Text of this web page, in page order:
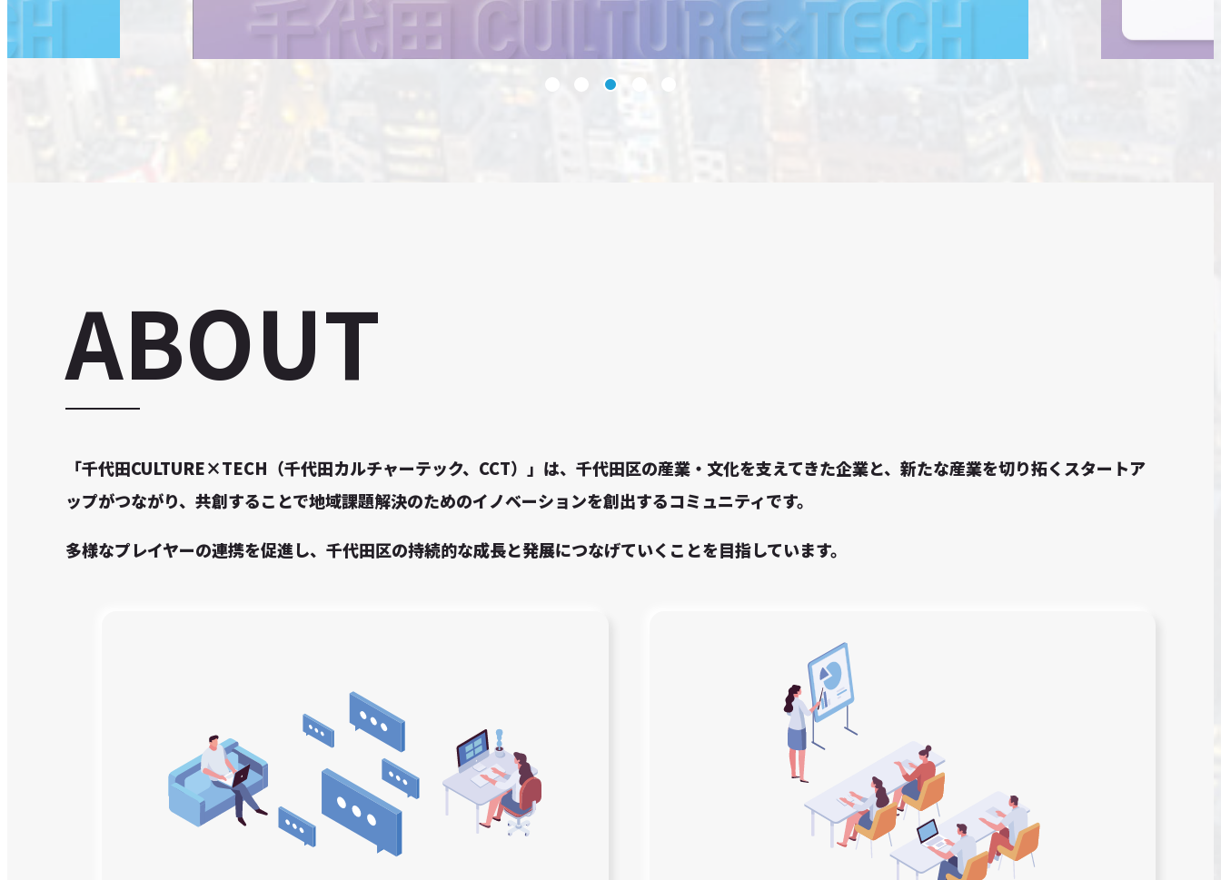
ABOUT
「千代田CULTURE×TECH（千代田カルチャーテック、CCT）」は、千代田区の産業・文化を支えてきた企業と、新たな産業を切り拓くスタートア
ップがつながり、共創することで地域課題解決のためのイノベーションを創出するコミュニティです。
多様なプレイヤーの連携を促進し、千代田区の持続的な成長と発展につなげていくことを目指しています。